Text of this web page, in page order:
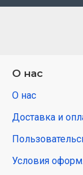
О нас
О нас
Доставка и
Условия